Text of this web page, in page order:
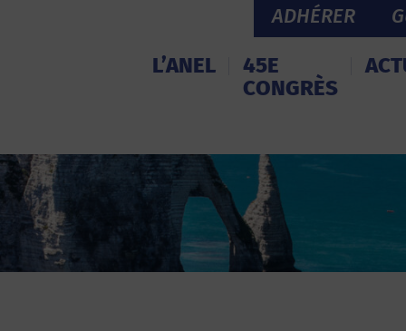
ADHÉRER
L’ANEL
45E
CONGRÈS